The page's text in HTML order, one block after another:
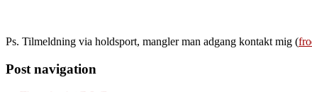
Ps. Tilmeldning via holdsport, mangler man adgang kontakt mig (
Post navigation